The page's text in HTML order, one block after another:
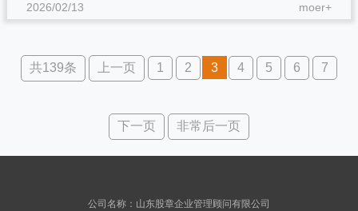
2026/02/13
moer+
共139条 上一页 1 2 3 4 5 6 7
下一页 非常后一页
公司名称：山东股章企业管理顾问有限公司